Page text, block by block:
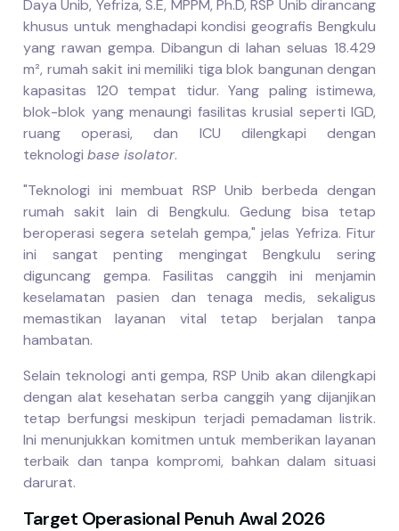
Daya Unib, Yefriza, S.E, MPPM, Ph.D, RSP Unib dirancang
khusus untuk menghadapi kondisi geografis Bengkulu
yang rawan gempa. Dibangun di lahan seluas 18.429
m², rumah sakit ini memiliki tiga blok bangunan dengan
kapasitas 120 tempat tidur. Yang paling istimewa,
blok-blok yang menaungi fasilitas krusial seperti IGD,
ruang operasi, dan ICU dilengkapi dengan
teknologi base isolator.
"Teknologi ini membuat RSP Unib berbeda dengan
rumah sakit lain di Bengkulu. Gedung bisa tetap
beroperasi segera setelah gempa," jelas Yefriza. Fitur
ini sangat penting mengingat Bengkulu sering
diguncang gempa. Fasilitas canggih ini menjamin
keselamatan pasien dan tenaga medis, sekaligus
memastikan layanan vital tetap berjalan tanpa
hambatan.
Selain teknologi anti gempa, RSP Unib akan dilengkapi
dengan alat kesehatan serba canggih yang dijanjikan
tetap berfungsi meskipun terjadi pemadaman listrik.
Ini menunjukkan komitmen untuk memberikan layanan
terbaik dan tanpa kompromi, bahkan dalam situasi
darurat.
Target Operasional Penuh Awal 2026